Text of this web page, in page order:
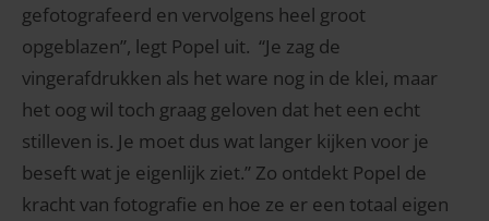
gefotografeerd en vervolgens heel groot
opgeblazen”, legt Popel uit. “Je zag de
vingerafdrukken als het ware nog in de klei, maar
het oog wil toch graag geloven dat het een echt
stilleven is. Je moet dus wat langer kijken voor je
beseft wat je eigenlijk ziet.” Zo ontdekt Popel de
kracht van fotografie en hoe ze er een totaal eigen